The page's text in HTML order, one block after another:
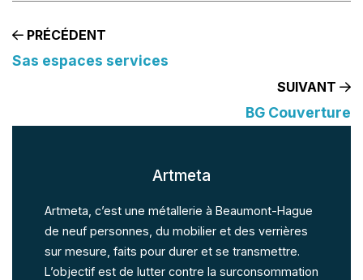
Artmeta
Artmeta, c’est une métallerie à Beaumont-Hague
de neuf personnes, du mobilier et des verrières
sur mesure, faits pour durer et se transmettre.
L’objectif est de lutter contre la surconsommation
PRÉCÉDENT
Sas espaces services
SUIVANT
BG Couverture